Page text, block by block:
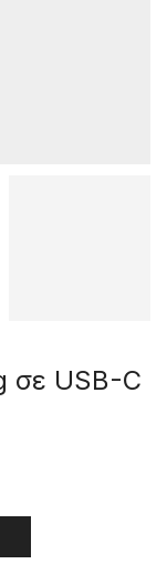
σε USB-C